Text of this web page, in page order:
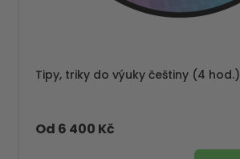
Tipy, triky do výuky češtiny (4 hod.)
Od 6 400 Kč